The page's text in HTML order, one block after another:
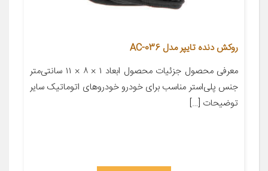
روکش دنده تایپر مدل AC-036
معرفی محصول جزئیات محصول ابعاد ۱ × ۸ × ۱۱ سانتی‌متر
جنس پلی‌استر مناسب برای خودرو خودروهای اتوماتیک سایر
توضیحات […]